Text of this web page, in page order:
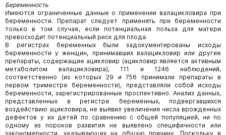
Беременность
Имеются ограниченные данные о применении валацикловира при
беременности. Препарат следует применять при беременности
только в том случае, если потенциальная польза для матери
превосходит потенциальный риск для плода.
В регистрах беременных были задокументированы исходы
беременности у женщин, принимавших валацикловир или другие
препараты, содержащие ацикловир (ацикловир является активным
метаболитом валацикловира), 111 и 1246 наблюдений,
соответственно (из которых 29 и 756 принимали препараты в
первом триместре беременности), представляли собой исходы
беременности, зарегистрированные проспективно. Анализ данных,
представленных в регистре беременных, подвергавшихся
воздействию ацикловира, не выявил увеличения числа врожденных
дефектов у их детей по сравнению с общей популяцией, ни по
одному из пороков развития не выявлено специфичности или
закономерности, указывающих на общую причину. Поскольку в